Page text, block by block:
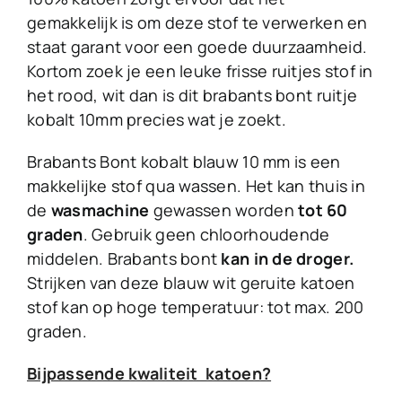
gemakkelijk is om deze stof te verwerken en
staat garant voor een goede duurzaamheid.
Kortom zoek je een leuke frisse ruitjes stof in
het rood, wit dan is dit brabants bont ruitje
kobalt 10mm precies wat je zoekt.
Brabants Bont kobalt blauw 10 mm is een
makkelijke stof qua wassen. Het kan thuis in
de wasmachine gewassen wordentot 60
graden. Gebruik geen chloorhoudende
middelen. Brabants bont kan in de droger.
Strijken van deze blauw wit geruite katoen
stof kan op hoge temperatuur: tot max. 200
graden.
Bijpassende kwaliteit katoen?